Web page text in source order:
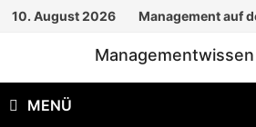
Zum10. August 2026 Management auf
MENÜ